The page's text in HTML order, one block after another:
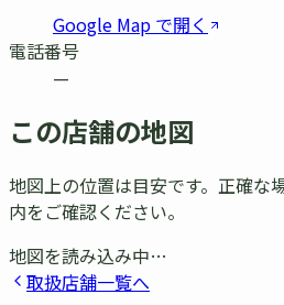
Google Map で開く
電話番号
—
この店舗の地図
地図上の位置は目安です。正確な
内をご確認ください。
地図を読み込み中…
取扱店舗一覧へ